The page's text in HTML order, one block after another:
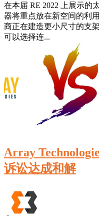
在本届 RE 2022 上展示的
器将重点放在新空间的利
商正在建造更小尺寸的支
可以选择连...
Array
诉讼达成和解